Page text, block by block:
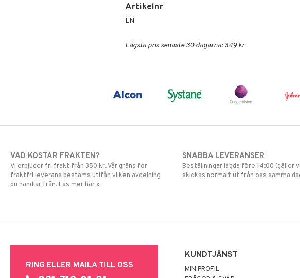
Artikelnr
LN
Lägsta pris senaste 30 dagarna: 349 kr
VAD KOSTAR FRAKTEN?
Vi erbjuder fri frakt från 350 kr. Vår gräns för
fraktfri leverans bestäms utifån vilken avdelning
du handlar från. Läs mer här »
SNABBA LEVERANSER
Beställningar lagda före 14:00 (gäller
skickas normalt ut från oss samma
RING ELLER MAILA TILL OSS
KUNDTJÄNST
MIN PROFIL